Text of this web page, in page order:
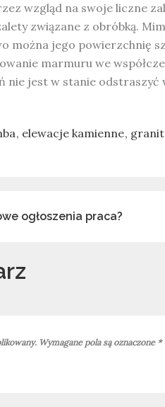
wzgląd na swoje liczne
związane z obróbką.
można jego powierzchnię
marmuru we
nie jest w stanie odstraszyć
elewacje kamienne granit
ogłoszenia praca?
Wymagane pola są oznaczone *